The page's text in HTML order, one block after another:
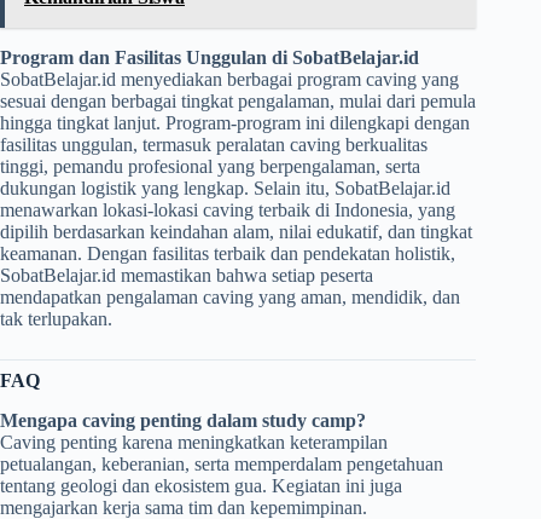
Program dan Fasilitas Unggulan di SobatBelajar.id
SobatBelajar.id menyediakan berbagai program caving yang
sesuai dengan berbagai tingkat pengalaman, mulai dari pemula
hingga tingkat lanjut. Program-program ini dilengkapi dengan
fasilitas unggulan, termasuk peralatan caving berkualitas
tinggi, pemandu profesional yang berpengalaman, serta
dukungan logistik yang lengkap. Selain itu, SobatBelajar.id
menawarkan lokasi-lokasi caving terbaik di Indonesia, yang
dipilih berdasarkan keindahan alam, nilai edukatif, dan tingkat
keamanan. Dengan fasilitas terbaik dan pendekatan holistik,
SobatBelajar.id memastikan bahwa setiap peserta
mendapatkan pengalaman caving yang aman, mendidik, dan
tak terlupakan.
FAQ
Mengapa caving penting dalam study camp?
Caving penting karena meningkatkan keterampilan
petualangan, keberanian, serta memperdalam pengetahuan
tentang geologi dan ekosistem gua. Kegiatan ini juga
mengajarkan kerja sama tim dan kepemimpinan.